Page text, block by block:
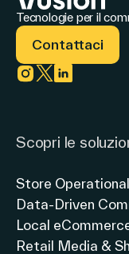
Tecnologie per il
Contattaci
Scopri le
Store
Data-Driven
Local
Retail Media &